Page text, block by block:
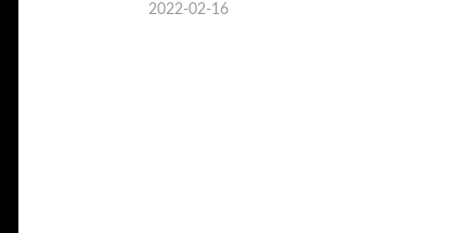
2022-02-16